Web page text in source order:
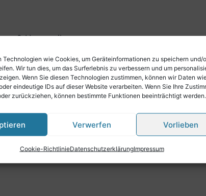
Technologien wie Cookies, um Geräteinformationen zu speichern und/
Wir tun dies, um das Surferlebnis zu verbessern und um
Wenn Sie diesen Technologien zustimmen, können wir Daten
eindeutige IDs auf dieser Website verarbeiten. Wenn Sie Ihre
zurückziehen, können bestimmte Funktionen beeinträchtigt werden.
Verwerfen Vorlieben
Cookie-RichtlinieDatenschutzerklärungImpressum
& Harmonika